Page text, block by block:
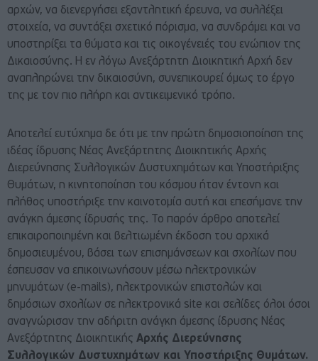
αρχών, να διενεργήσει εξαντλητική έρευνα, να συλλέξει
στοιχεία, να συντάξει σχετικό πόρισμα, να συνδράμει και να
υποστηρίξει τα θύματα και τις οικογένειές του ενώπιον της
Δικαιοσύνης. Η εν λόγω Ανεξάρτητη Διοικητική Αρχή δεν
αναπληρώνει την δικαιοσύνη, συνεπικουρεί όμως το έργο
της με τον πιο πλήρη και αντικειμενικό τρόπο.
Αποτελεί ευτύχημα δε ότι με την πρώτη δημοσιοποίηση της
ιδέας ίδρυσης Νέας Ανεξάρτητης Διοικητικής Αρχής
Διερεύνησης Συλλογικών Δυστυχημάτων και Υποστήριξης
Θυμάτων, η κινητοποίηση του κόσμου ήταν έντονη και
πλήθος υποστήριξε την καινοτομία αυτή και επεσήμανε την
ανάγκη άμεσης ίδρυσής της. Το παρόν άρθρο αποτελεί
επικαιροποιημένη και βελτιωμένη έκδοση του αρχικά
δημοσιευμένου, βάσει των επισημάνσεων και σχολίων που
έσπευσαν να επικοινωνήσουν μέσω ηλεκτρονικών
μηνυμάτων (e-mails), ηλεκτρονικών επιστολών και
δημόσιων σχολίων σε ηλεκτρονικά site και σελίδες όλοι όσοι
αναγνώρισαν την αδήριτη ανάγκη άμεσης ίδρυσης Νέας
Ανεξάρτητης Διοικητικής Αρχής Διερεύνησης
Συλλογικών Δυστυχημάτων και Υποστήριξης Θυμάτων.